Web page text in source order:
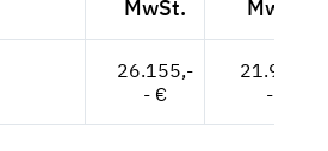
MwSt.
MwSt.
26.155,-
- €
21.979,-
- €